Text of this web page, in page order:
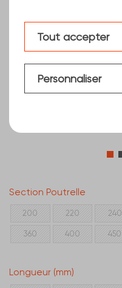
Section Poutrelle
80 100
200 220 240
360 400 450
Longueur (mm)
Personnaliser
Tout accepter